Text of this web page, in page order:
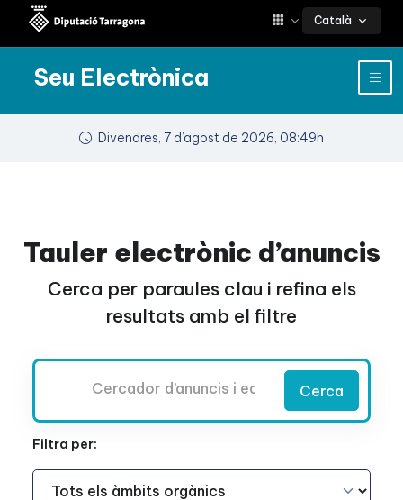
Català
Seu Electrònica
Divendres, 7 d’agost de 2026, 08:49h
Tauler electrònic d’anuncis
Cerca per paraules clau i refina els
resultats amb el filtre
Cerca
Filtra per:
Àmbit Funcional